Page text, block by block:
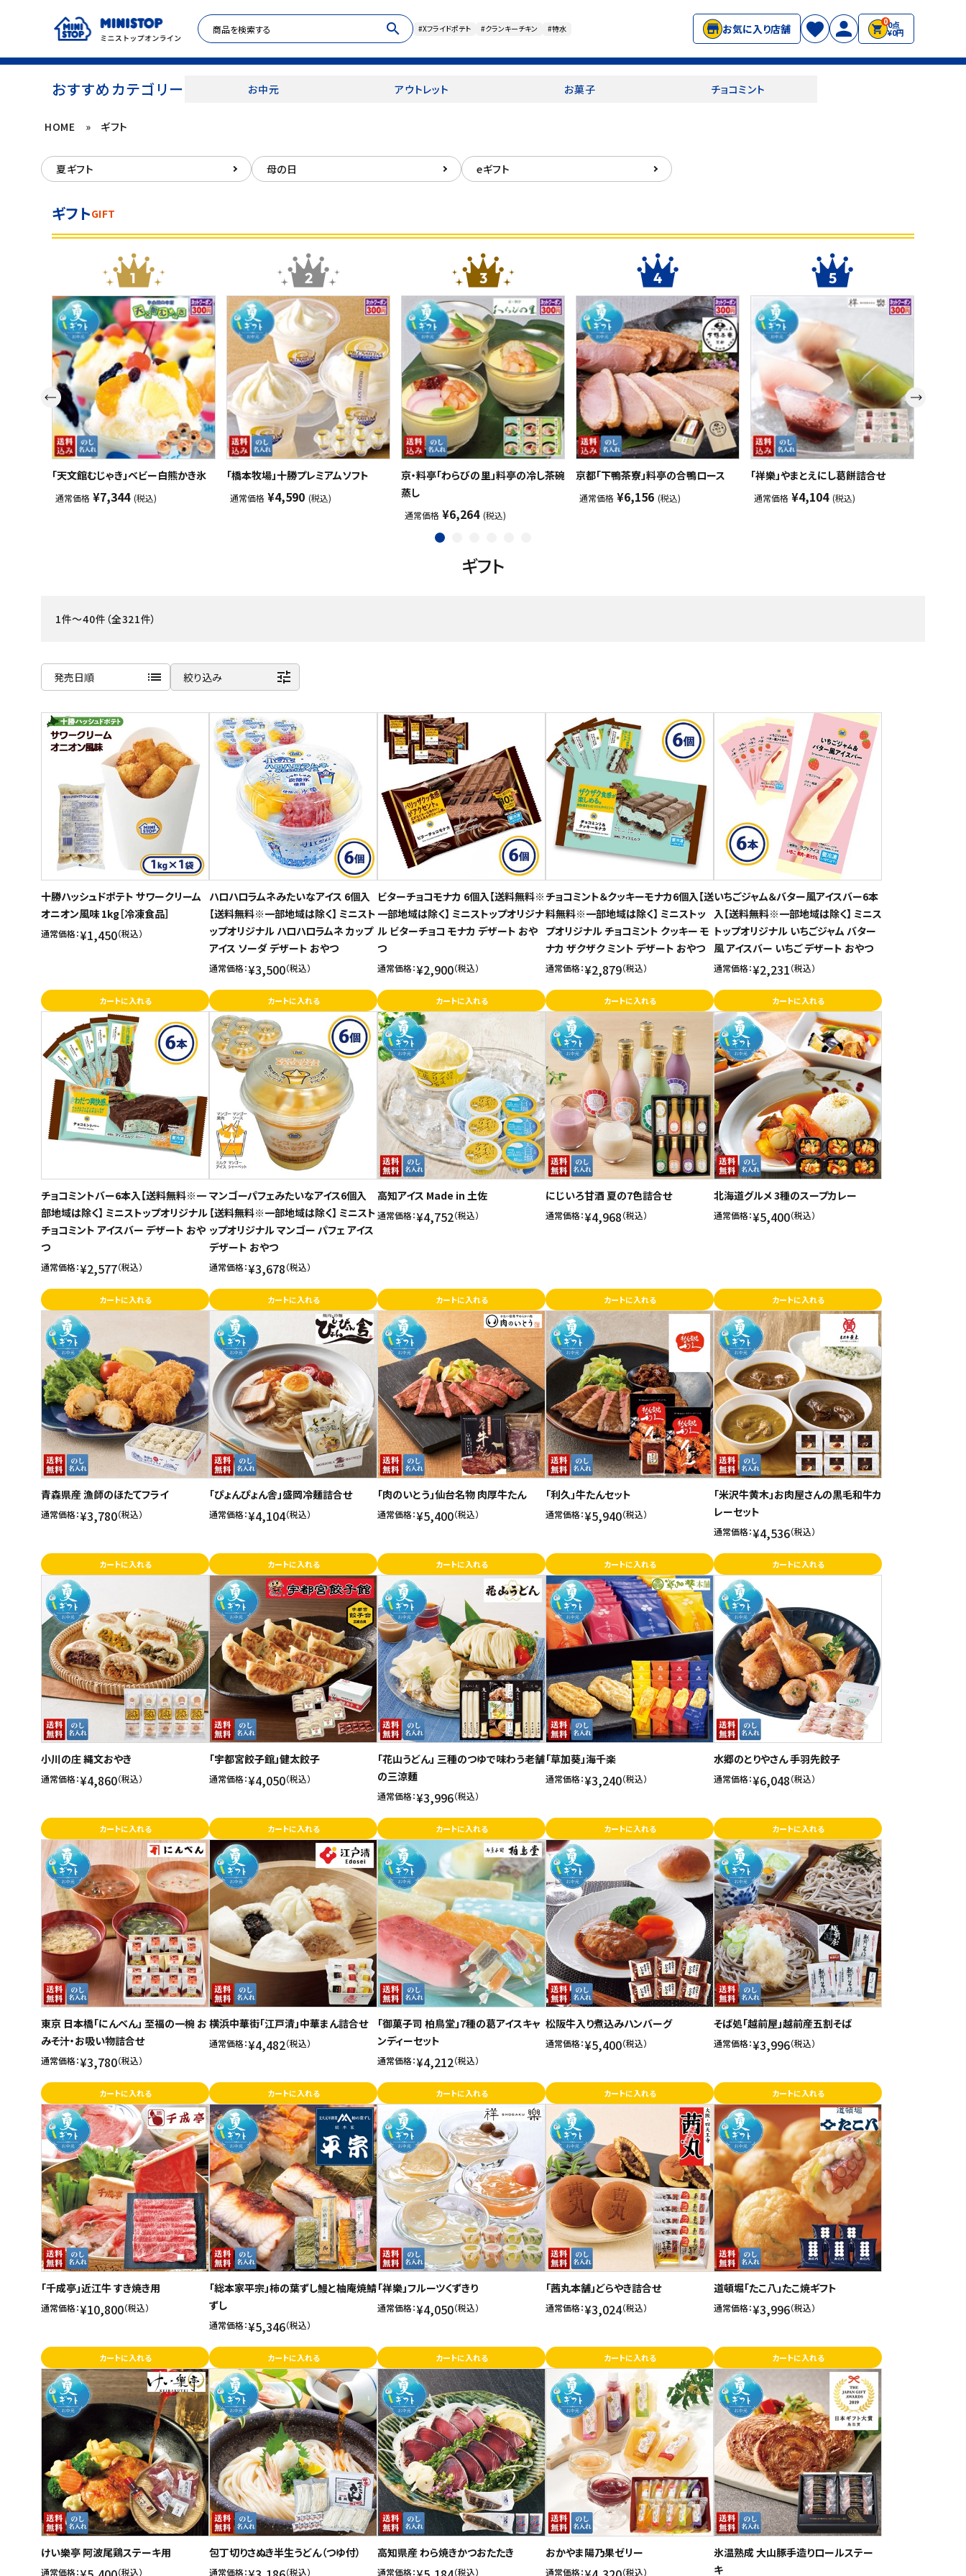
search #Xフライドポテト #クランキーチキン #特水 お気に入り店舗
00点
¥0円
おすすめカテゴリー お中元 アウトレット お菓子 チョコミント
ACCOUNT MENU
ログイン person 新規登録
セール商品
スイーツ
お菓子
飲料
酒類
ギフト
ご利用ガイド
特定商取引法表示について
プライバシーポリシー
HOME » ギフト
夏ギフト 母の日 eギフト
ギフトGIFT
「天文館むじゃき」ベビー白熊かき氷
通常価格 ¥7,344 (税込)
「橋本牧場」十勝プレミアムソフト
通常価格 ¥4,590 (税込)
京・料亭「わらびの里」料亭の冷し茶碗
蒸し
通常価格 ¥6,264 (税込)
京都「下鴨茶寮」料亭の合鴨ロース
通常価格 ¥6,156 (税込)
「祥樂」やまとえにし葛餅詰合せ
通常価格 ¥4,104 (税込)
ギフト
1件～40件（全321件）
発売日順 list
新着順
発売日順
価格が高い
お気に入り登録数
絞り込み tune
十勝ハッシュドポテト サワークリーム
オニオン風味 1kg［冷凍食品］
通常価格：¥1,450（税込）
カートに入れる
ハロハロラムネみたいなアイス 6個入
【送料無料※一部地域は除く】 ミニスト
ップオリジナル ハロハロラムネ カップ
アイス ソーダ デザート おやつ
通常価格：¥3,500（税込）
カートに入れる
ビターチョコモナカ 6個入【送料無料※
一部地域は除く】 ミニストップオリジナ
ル ビターチョコ モナカ デザート おや
つ
通常価格：¥2,900（税込）
カートに入れる
チョコミント＆クッキーモナカ6個入【送
料無料※一部地域は除く】 ミニストッ
プオリジナル チョコミント クッキー モ
ナカ ザクザク ミント デザート おやつ
通常価格：¥2,879（税込）
カートに入れる
いちごジャム＆バター風アイスバー6本
入【送料無料※一部地域は除く】 ミニス
トップオリジナル いちごジャム バター
風 アイスバー いちご デザート おやつ
通常価格：¥2,231（税込）
カートに入れる
チョコミントバー6本入【送料無料※一
部地域は除く】 ミニストップオリジナル
チョコミント アイスバー デザート おや
つ
通常価格：¥2,577（税込）
カートに入れる
マンゴーパフェみたいなアイス6個入
【送料無料※一部地域は除く】 ミニスト
ップオリジナル マンゴー パフェ アイス
デザート おやつ
通常価格：¥3,678（税込）
カートに入れる
高知アイス Made in 土佐
通常価格：¥4,752（税込）
カートに入れる
にじいろ甘酒 夏の7色詰合せ
通常価格：¥4,968（税込）
カートに入れる
北海道グルメ 3種のスープカレー
通常価格：¥5,400（税込）
カートに入れる
青森県産 漁師のほたてフライ
通常価格：¥3,780（税込）
カートに入れる
「ぴょんぴょん舎」盛岡冷麺詰合せ
通常価格：¥4,104（税込）
カートに入れる
「肉のいとう」仙台名物 肉厚牛たん
通常価格：¥5,400（税込）
カートに入れる
「利久」牛たんセット
通常価格：¥5,940（税込）
カートに入れる
「米沢牛黄木」お肉屋さんの黒毛和牛カ
レーセット
通常価格：¥4,536（税込）
カートに入れる
小川の庄 縄文おやき
通常価格：¥4,860（税込）
カートに入れる
「宇都宮餃子館」健太餃子
通常価格：¥4,050（税込）
カートに入れる
「花山うどん」 三種のつゆで味わう老舗
の三涼麺
通常価格：¥3,996（税込）
カートに入れる
「草加葵」海千楽
通常価格：¥3,240（税込）
カートに入れる
水郷のとりやさん 手羽先餃子
通常価格：¥6,048（税込）
カートに入れる
東京 日本橋「にんべん」 至福の一椀 お
みそ汁・お吸い物詰合せ
通常価格：¥3,780（税込）
カートに入れる
横浜中華街「江戸清」中華まん詰合せ
通常価格：¥4,482（税込）
カートに入れる
「御菓子司 柏鳥堂」7種の葛アイスキャ
ンディーセット
通常価格：¥4,212（税込）
カートに入れる
松阪牛入り煮込みハンバーグ
通常価格：¥5,400（税込）
カートに入れる
そば処「越前屋」越前産五割そば
通常価格：¥3,996（税込）
カートに入れる
「千成亭」近江牛 すき焼き用
通常価格：¥10,800（税込）
カートに入れる
「総本家平宗」柿の葉ずし鰻と柚庵焼鯖
ずし
通常価格：¥5,346（税込）
カートに入れる
「祥樂」フルーツくずきり
通常価格：¥4,050（税込）
カートに入れる
「茜丸本舗」どらやき詰合せ
通常価格：¥3,024（税込）
カートに入れる
道頓堀「たこ八」たこ焼ギフト
通常価格：¥3,996（税込）
カートに入れる
けい樂亭 阿波尾鶏ステーキ用
通常価格： （税込）
包丁切りさぬき半生うどん（つゆ付）
通常価格： （税込）
高知県産 わら焼きかつおたたき
通常価格： （税込）
おかやま陽乃果ゼリー
通常価格： （税込）
氷温熟成 大山豚手造りロールステー
キ